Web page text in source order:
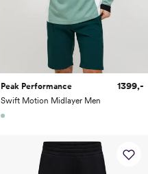
Peak Performance
Swift Motion Midlayer Men
1399,-